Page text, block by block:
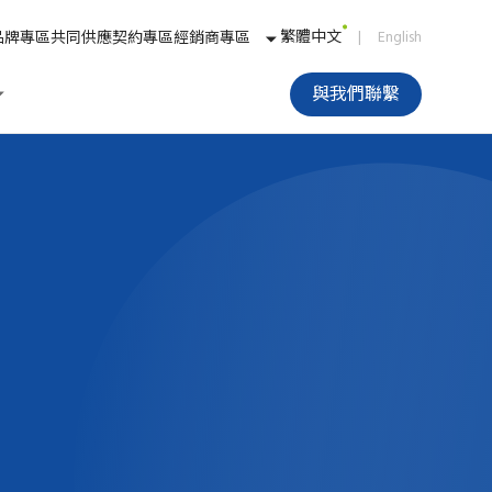
專區共同供應契約專區經銷商專區 繁體中文 | English
與我們聯繫